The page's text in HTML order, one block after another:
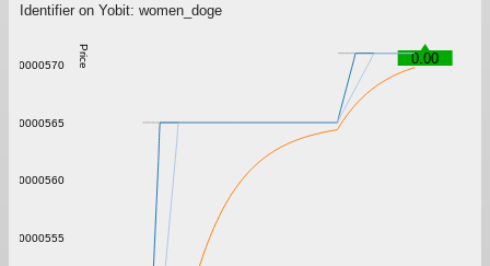
Identifier on Yobit: women_doge
Price
0.00000555
0.00000560
0.00000565
0.00000570 0.00